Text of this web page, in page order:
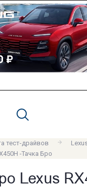
тест-драйвов
-Тачка Бро
Lexus